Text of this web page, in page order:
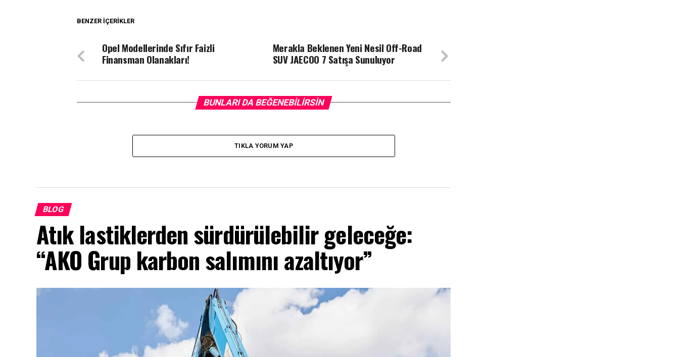
BENZER İÇERIKLER
Merakla Beklenen Yeni Nesil Off-Road
SUV JAECOO 7 Satışa Sunuluyor
Opel Modellerinde Sıfır Faizli
Finansman Olanakları!
BUNLARI DA BEĞENEBILIRSIN
TIKLA YORUM YAP
BLOG
Atık lastiklerden sürdürülebilir geleceğe:
“AKO Grup karbon salımını azaltıyor”